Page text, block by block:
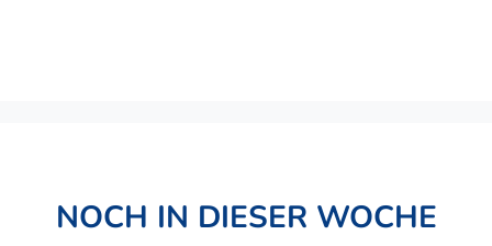
NOCH IN DIESER WOCHE